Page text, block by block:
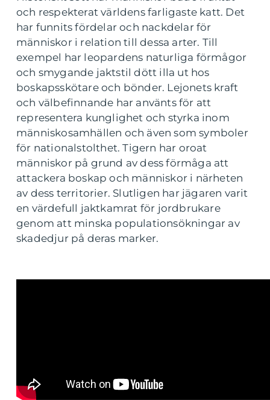
och respekterat världens farligaste katt. Det
har funnits fördelar och nackdelar för
människor i relation till dessa arter. Till
exempel har leopardens naturliga förmågor
och smygande jaktstil dött illa ut hos
boskapsskötare och bönder. Lejonets kraft
och välbefinnande har använts för att
representera kunglighet och styrka inom
människosamhällen och även som symboler
för nationalstolthet. Tigern har oroat
människor på grund av dess förmåga att
attackera boskap och människor i närheten
av dess territorier. Slutligen har jägaren varit
en värdefull jaktkamrat för jordbrukare
genom att minska populationsökningar av
skadedjur på deras marker.